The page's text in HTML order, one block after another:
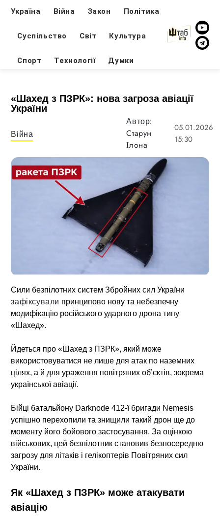
Україна Війна Закон Політика
Суспільство Світ Культура
Спорт Технології Думки
«Шахед з ПЗРК»: нова загроза авіації
України
Війна
Автор:
Старун
Ілона
05.01.2026
15:30
Сили безпілотних систем Збройних сил України
зафіксували принципово нову та небезпечну
модифікацію російського ударного дрона типу
«Шахед».
Йдеться про«Шахед з ПЗРК», який може
використовуватися не лише для атак по наземних
цілях, а й для ураження повітряних об’єктів, зокрема
української авіації.
Бійці батальйону Darknode 412-ї бригади Nemesis
успішно перехопили та знищили такий дрон ще до
моменту його бойового застосування. За оцінкою
військових, цей безпілотник становив безпосередню
загрозу для літаків і гелікоптерів Повітряних сил
України.
Як «Шахед з ПЗРК» може атакувати
авіацію